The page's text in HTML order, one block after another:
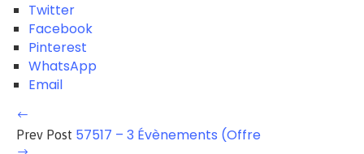
Twitter
Facebook
Pinterest
WhatsApp
Email
Prev Post 57517 – 3 Évènements (Offre